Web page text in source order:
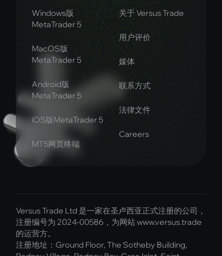
Windows版
MetaTrader 5
MacOS版
MetaTrader 5
Android版
MetaTrader 5
iOS版MetaTrader 5
MT5网页终端
关于 Versus Trade
用户评价
媒体
联系方式
法律文件
Careers
Versus Trade Ltd 是一家在圣卢西亚正式注册的公司，
注册编号为 2024-00586，为网站 www.versus.trade
的运营方。
注册地址：Ground Floor, The Sotheby Building,